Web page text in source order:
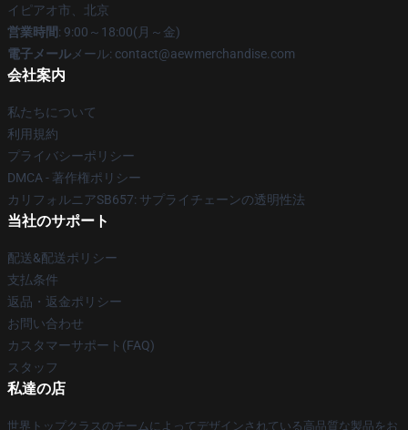
イピアオ市、北京
営業時間: 9:00～18:00(月～金)
電子メール メール: contact@aewmerchandise.com
会社案内
私たちについて
利用規約
プライバシーポリシー
DMCA - 著作権ポリシー
カリフォルニアSB657: サプライチェーンの透明性法
当社のサポート
配送&配送ポリシー
支払条件
返品・返金ポリシー
お問い合わせ
カスタマーサポート(FAQ)
スタッフ
私達の店
世界トップクラスのチームによってデザインされている高品質な製品をお